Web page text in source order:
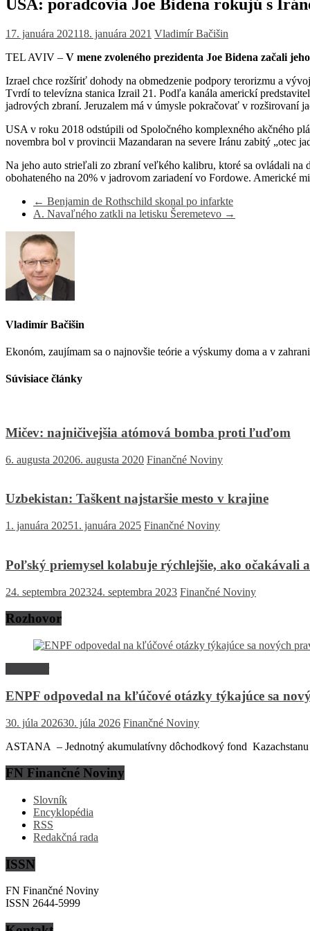
USA: poradcovia Joe Bidena rokujú s
17. januára 202118. januára 2021 Vladimír Bačišin
TEL AVIV – V mene zvoleného prezidenta Joe Bidena začali
Izrael chce rozšíriť dohody na obmedzenie podpory terorizmu a
Tvrdí to televízna stanica Izrail 21. Podľa kanála americkí
jadrových zbraní. Jeruzalem má v úmysle pokračovať v rozširovaní
USA v roku 2018 odstúpili od Spoločného komplexného akčného
novembra bol v provincii Mazandaran na severe Iránu zabitý „otec
Na jeho auto strieľali zo zbraní veľkého kalibru, ktoré sa ovládali na
obohateného na 20% v jadrovom zariadení vo Fordowe. Americké
← Benjamin de Rothschild skonal po infarkte
A. Navaľného zatkli na letisku Šeremetevo →
Vladimír Bačišin
Ekonóm, zaujímam sa o najnovšie teórie a výskumy doma a v
Súvisiace články
Mičev: najničivejšia atómová bomba proti ľuďom
6. augusta 20206. augusta 2020 Finančné Noviny
Uzbekistan: Taškent najstaršie mesto v krajine
1. januára 20251. januára 2025 Finančné Noviny
Poľský priemysel kolabuje rýchlejšie, ako očakávali
24. septembra 202324. septembra 2023 Finančné Noviny
Rozhovor
ENPF odpovedal na kľúčové otázky týkajúce sa
30. júla 202630. júla 2026 Finančné Noviny
ASTANA – Jednotný akumulatívny dôchodkový fond
FN Finančné Noviny
Slovník
Encyklopédia
RSS
Redakčná rada
ISSN
FN Finančné Noviny
ISSN 2644-5999